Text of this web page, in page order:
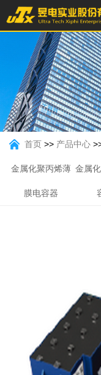
首页 >> 产品中心
金属化聚丙烯薄
膜电容器
金属